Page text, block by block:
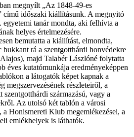
megnyílt „Az 1848-49-es
című időszaki kiállításunk. A megnyitó
egyetemi tanár mondta, aki felhívta a
helyes értelmezésére.
bemutatta a kiállítást, elmondta,
rá a szentgotthárdi honvédekre
majd Talabér Lászlóné folytatta
éves kutatómunkája eredményeképpen
a látogatók képet kapnak a
megszervezésének részleteiről, a
szentgotthárdi származású, vagy a
Az utolsó két tablón a városi
Honismereti Klub megemlékezései, a
emlékhelyek is láthatók.